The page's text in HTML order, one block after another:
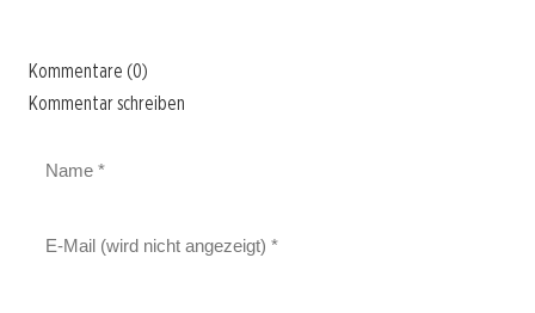
Kommentare (0)
Kommentar schreiben